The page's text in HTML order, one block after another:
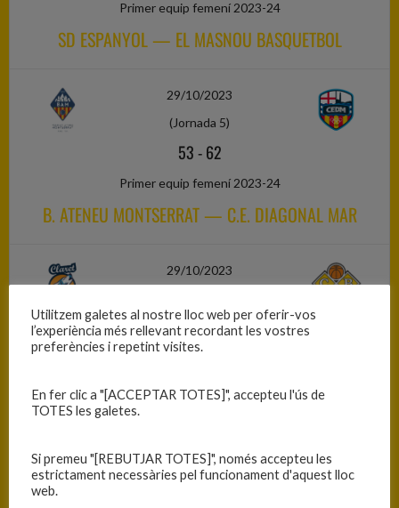
Primer equip femení 2023-24
SD ESPANYOL — EL MASNOU BASQUETBOL
29/10/2023
(Jornada 5)
53-62
Primer equip femení 2023-24
B. ATENEU MONTSERRAT — C.E. DIAGONAL MAR
29/10/2023
43-42
Primer equip femení 2023-24
U.E. CLARET — CEIGRUP C.B. BLANES
(Jornada 5)
Utilitzem galetes al nostre lloc web per oferir-vos
l’experiència més rellevant recordant les vostres
preferències i repetint visites.
En fer clic a "[ACCEPTAR TOTES]", accepteu l'ús de
TOTES les galetes.
Si premeu "[REBUTJAR TOTES]", només accepteu les
estrictament necessàries pel funcionament d'aquest lloc
web.